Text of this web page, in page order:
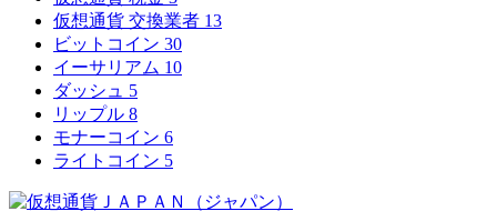
仮想通貨 交換業者 13
ビットコイン 30
イーサリアム 10
ダッシュ 5
リップル 8
モナーコイン 6
ライトコイン 5